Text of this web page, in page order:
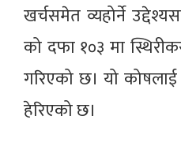
खर्चसमेत व्यहोर्ने
को दफा १०३ मा
गरिएको छ। यो
हेरिएको छ।